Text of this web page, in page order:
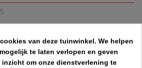
voor uw draadafsluiting.
van deze tuinwinkel. We helpen
te laten verlopen en geven
inzicht om onze dienstverlening te